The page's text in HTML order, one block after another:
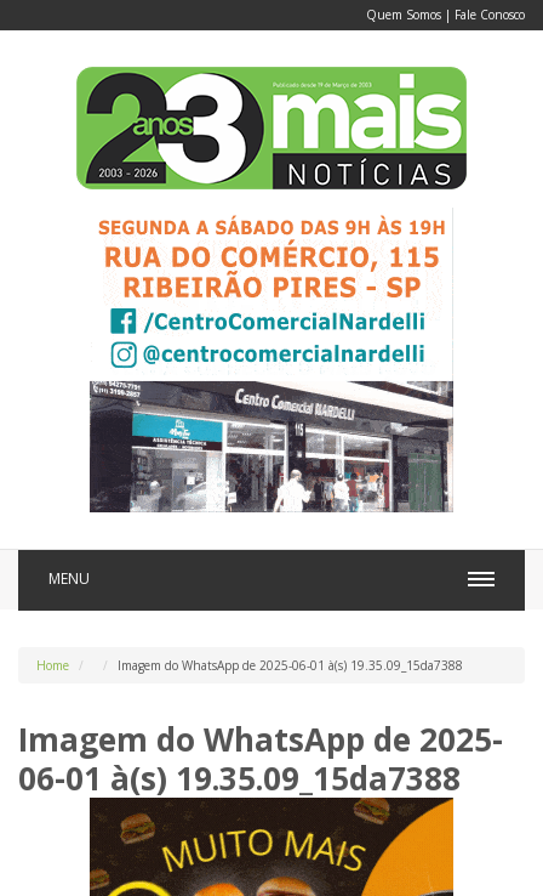
Quem Somos | Fale Conosco
MENU
Home Imagem do WhatsApp de 2025-06-01 à(s) 19.35.09_15da7388
Imagem do WhatsApp de 2025-
06-01 à(s) 19.35.09_15da7388